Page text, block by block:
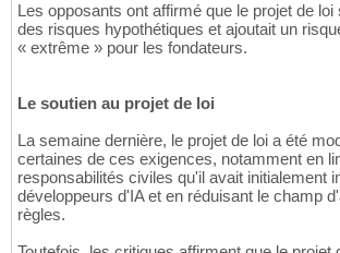
Les opposants ont affirmé que le projet de
des risques hypothétiques et ajoutait un
« extrême » pour les fondateurs.
Le soutien au projet de loi
La semaine dernière, le projet de loi a été
certaines de ces exigences, notamment en
responsabilités civiles qu'il avait initialement
développeurs d'IA et en réduisant le champ
règles.